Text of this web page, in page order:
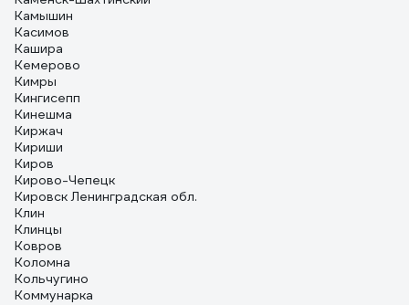
Камышин
Касимов
Кашира
Кемерово
Кимры
Кингисепп
Кинешма
Киржач
Кириши
Киров
Кирово-Чепецк
Кировск Ленинградская обл.
Клин
Клинцы
Ковров
Коломна
Кольчугино
Коммунарка